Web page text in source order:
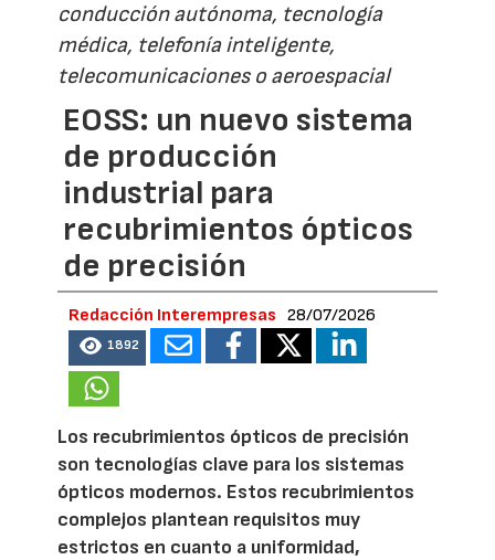
conducción autónoma, tecnología
médica, telefonía inteligente,
telecomunicaciones o aeroespacial
EOSS: un nuevo sistema
de producción
industrial para
recubrimientos ópticos
de precisión
Redacción Interempresas 28/07/2026
1892
Los recubrimientos ópticos de precisión
son tecnologías clave para los sistemas
ópticos modernos. Estos recubrimientos
complejos plantean requisitos muy
estrictos en cuanto a uniformidad,